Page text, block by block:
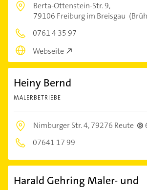
Berta-Ottenstein-Str. 9,
79106 Freiburg im Breisgau
0761 4 35 97
Webseite
Heiny Bernd
MALERBETRIEBE
Nimburger Str. 4,79276 Reute
07641 17 99
Harald Gehring Maler- und